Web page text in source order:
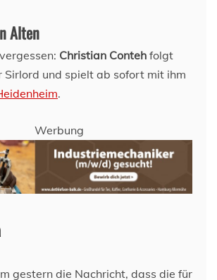
Alten
Christian Conteh folgt
Sirlord und spielt ab sofort mit ihm
.
Werbung
gestern die Nachricht, dass die für